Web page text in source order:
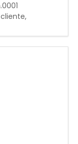
cliente,